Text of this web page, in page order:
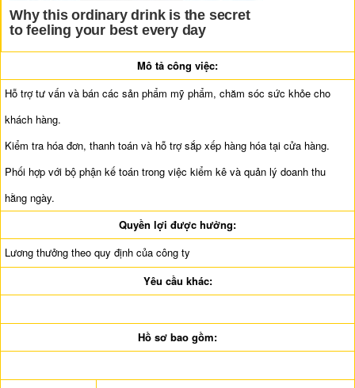
Mô tả công việc:
Hỗ trợ tư vấn và bán các sản phẩm mỹ phẩm, chăm sóc sức khỏe cho
khách hàng.
Kiểm tra hóa đơn, thanh toán và hỗ trợ sắp xếp hàng hóa tại cửa hàng.
Phối hợp với bộ phận kế toán trong việc kiểm kê và quản lý doanh thu
hằng ngày.
Quyền lợi được hưởng:
Lương thưởng theo quy định của công ty
Yêu cầu khác:
Hồ sơ bao gồm: